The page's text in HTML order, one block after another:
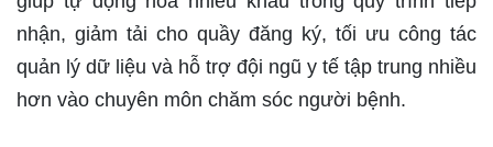
nhận, giảm tải cho quầy đăng ký, tối ưu công tác
quản lý dữ liệu và hỗ trợ đội ngũ y tế tập trung nhiều
hơn vào chuyên môn chăm sóc người bệnh.